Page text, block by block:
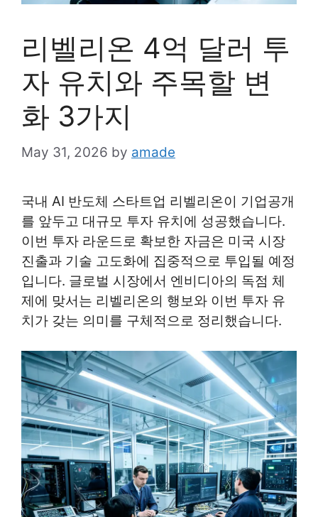
리벨리온 4억 달러 투
자 유치와 주목할 변
화 3가지
May 31, 2026 by amade
국내 AI 반도체 스타트업 리벨리온이 기업공개
를 앞두고 대규모 투자 유치에 성공했습니다.
이번 투자 라운드로 확보한 자금은 미국 시장
진출과 기술 고도화에 집중적으로 투입될 예정
입니다. 글로벌 시장에서 엔비디아의 독점 체
제에 맞서는 리벨리온의 행보와 이번 투자 유
치가 갖는 의미를 구체적으로 정리했습니다.